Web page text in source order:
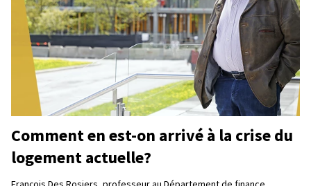
Comment en est-on arrivé à la crise du
logement actuelle?